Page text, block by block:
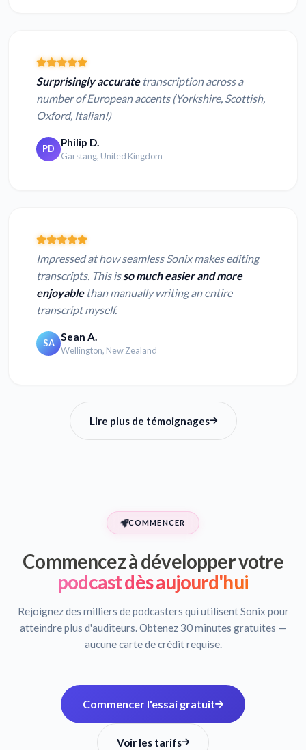
Surprisingly accuratetranscription across a
number of European accents (Yorkshire, Scottish,
Oxford, Italian!)
PD Philip D.
Garstang, United Kingdom
Impressed at how seamless Sonix makes editing
transcripts. This isso much easier and more
enjoyablethan manually writing an entire
transcript myself.
SA Sean A.
Wellington, New Zealand
Lire plus de témoignages
COMMENCER
Commencez à développer votre
podcast dès aujourd'hui
Rejoignez des milliers de podcasters qui utilisent Sonix pour
atteindre plus d'auditeurs. Obtenez 30 minutes gratuites —
aucune carte de crédit requise.
Commencer l'essai gratuit
Voir les tarifs